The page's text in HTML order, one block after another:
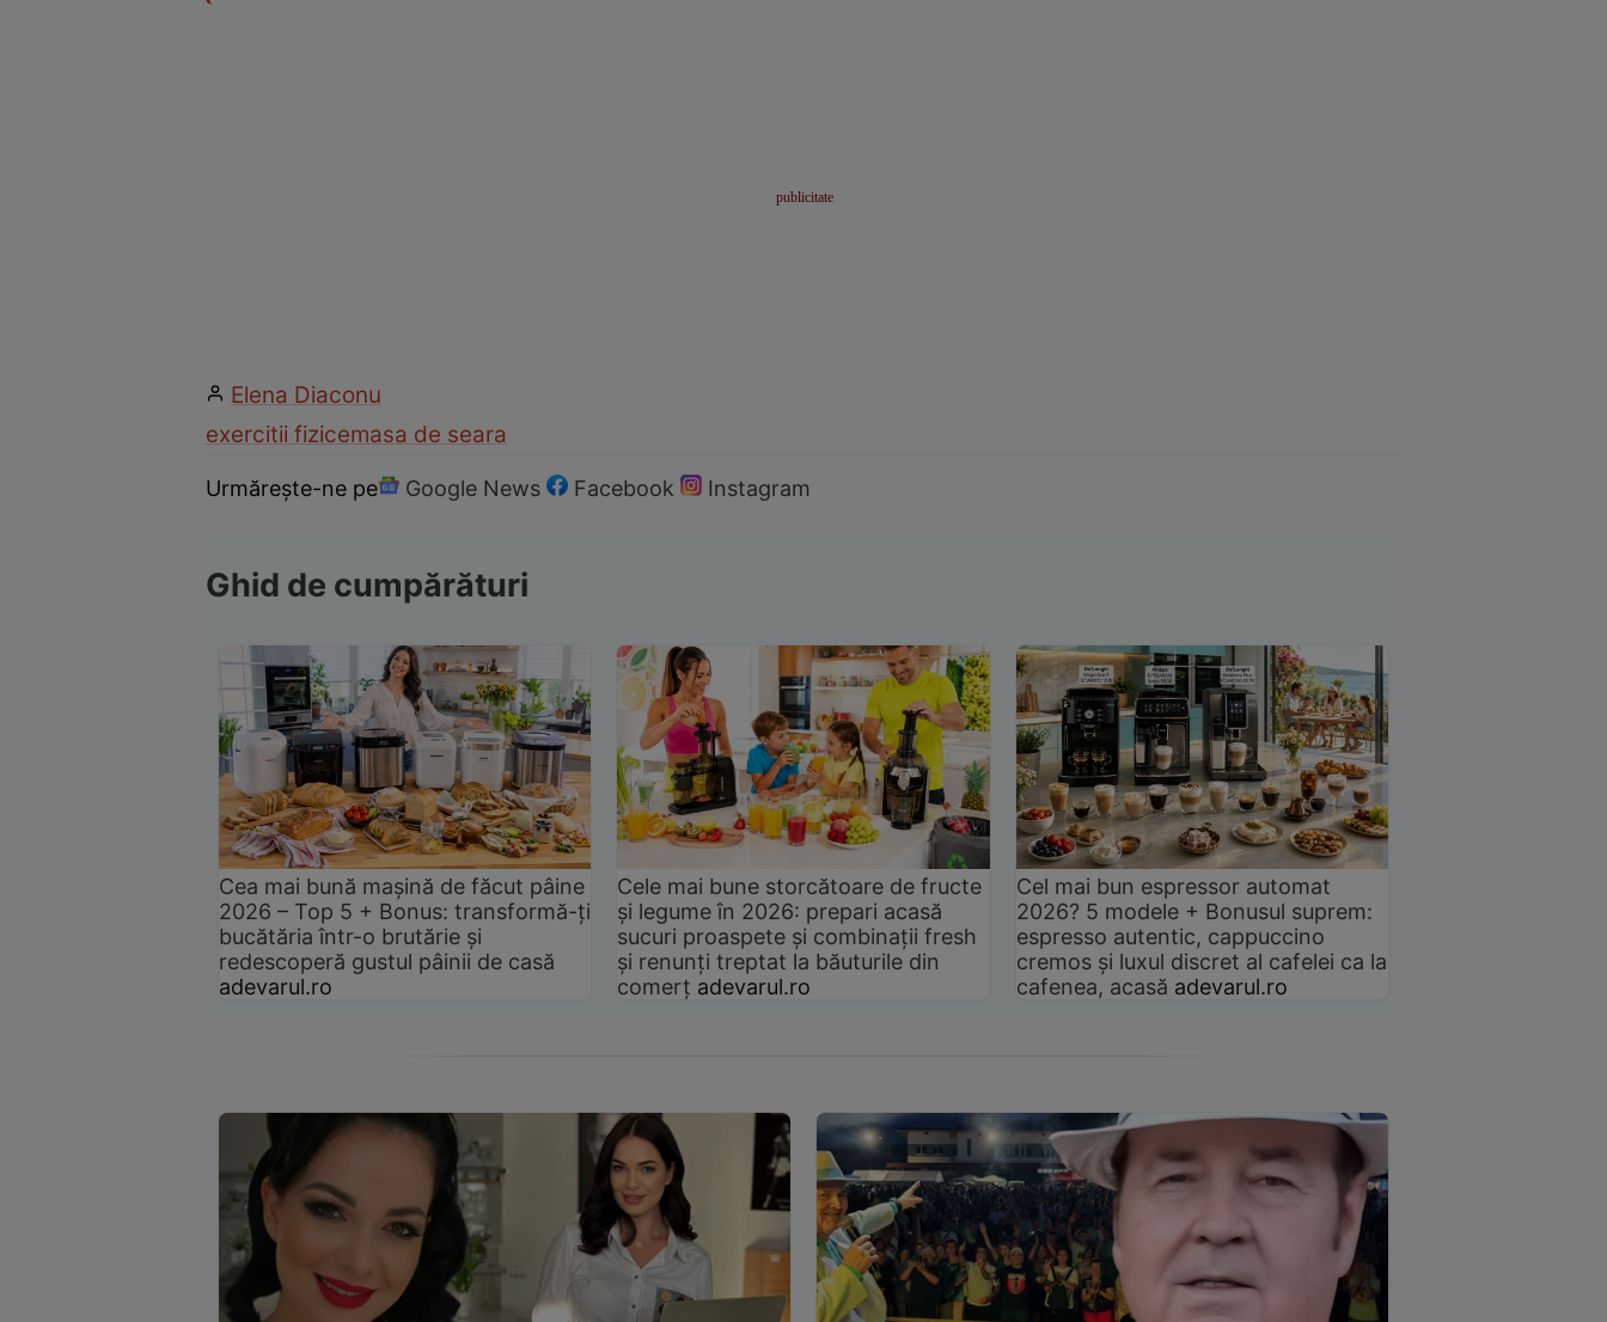
Elena Diaconu
exercitii fizicemasa de seara
Urmărește-ne pe Google News Facebook Instagram
Ghid de cumpărături
Cea mai bună mașină de făcut pâine
2026 – Top 5 + Bonus: transformă-ți
bucătăria într-o brutărie și
redescoperă gustul pâinii de casă
adevarul.ro
Cele mai bune storcătoare de fructe
și legume în 2026: prepari acasă
sucuri proaspete și combinații fresh
și renunți treptat la băuturile din
comerț adevarul.ro
Cel mai bun espressor automat
2026? 5 modele + Bonusul suprem:
espresso autentic, cappuccino
cremos și luxul discret al cafelei ca la
cafenea, acasă adevarul.ro